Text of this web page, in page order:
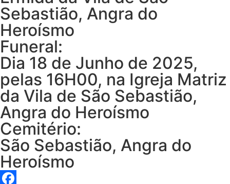
Sebastião, Angra do
Heroísmo
Funeral:
Dia 18 de Junho de 2025,
pelas 16H00, na Igreja Matriz
da Vila de São Sebastião,
Angra do Heroísmo
Cemitério:
São Sebastião, Angra do
Heroísmo